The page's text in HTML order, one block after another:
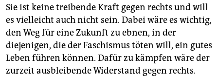
Sie ist keine treibende Kraft gegen rechts und will
es vielleicht auch nicht sein. Dabei wäre es wichtig,
den Weg für eine Zukunft zu ebnen, in der
diejenigen, die der Faschismus töten will, ein gutes
Leben führen können. Dafür zu kämpfen wäre der
zurzeit ausbleibende Widerstand gegen rechts.